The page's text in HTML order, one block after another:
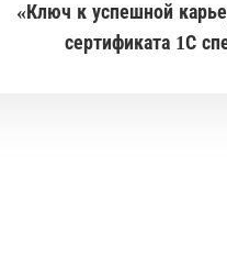
«Ключ к успешной
сертификата 1С